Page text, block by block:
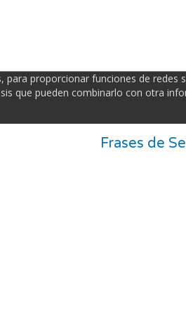
proporcionar funciones de redes
que pueden combinarlo con otra
Frases de